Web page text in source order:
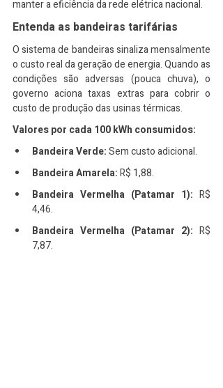
manter a eficiência da rede elétrica nacional.
Entenda as bandeiras tarifárias
O sistema de bandeiras sinaliza mensalmente
o custo real da geração de energia. Quando as
condições são adversas (pouca chuva), o
governo aciona taxas extras para cobrir o
custo de produção das usinas térmicas.
Valores por cada 100 kWh consumidos:
Bandeira Verde: Sem custo adicional.
Bandeira Amarela: R$ 1,88.
Bandeira Vermelha (Patamar 1): R$
4,46.
Bandeira Vermelha (Patamar 2): R$
7,87.